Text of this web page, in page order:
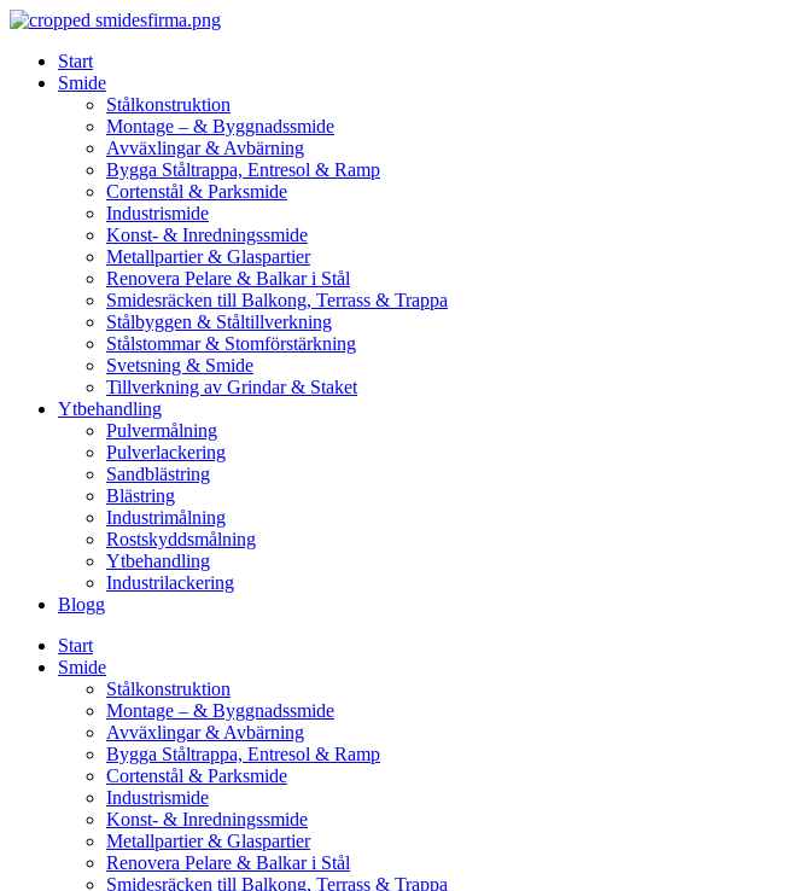
Skip
contentStart
Smide
Stålkonstruktion
Montage – & Byggnadssmide
Avväxlingar & Avbärning
Bygga Ståltrappa, Entresol & Ramp
Cortenstål & Parksmide
Industrismide
Konst- & Inredningssmide
Metallpartier & Glaspartier
Renovera Pelare & Balkar i Stål
Smidesräcken till Balkong, Terrass & Trappa
Stålbyggen & Ståltillverkning
Stålstommar & Stomförstärkning
Svetsning & Smide
Tillverkning av Grindar & Staket
Ytbehandling
Pulvermålning
Pulverlackering
Sandblästring
Blästring
Industrimålning
Rostskyddsmålning
Ytbehandling
Industrilackering
Blogg
Start
Smide
Stålkonstruktion
Montage – & Byggnadssmide
Avväxlingar & Avbärning
Bygga Ståltrappa, Entresol & Ramp
Cortenstål & Parksmide
Industrismide
Konst- & Inredningssmide
Metallpartier & Glaspartier
Renovera Pelare & Balkar i Stål
Smidesräcken till Balkong, Terrass & Trappa